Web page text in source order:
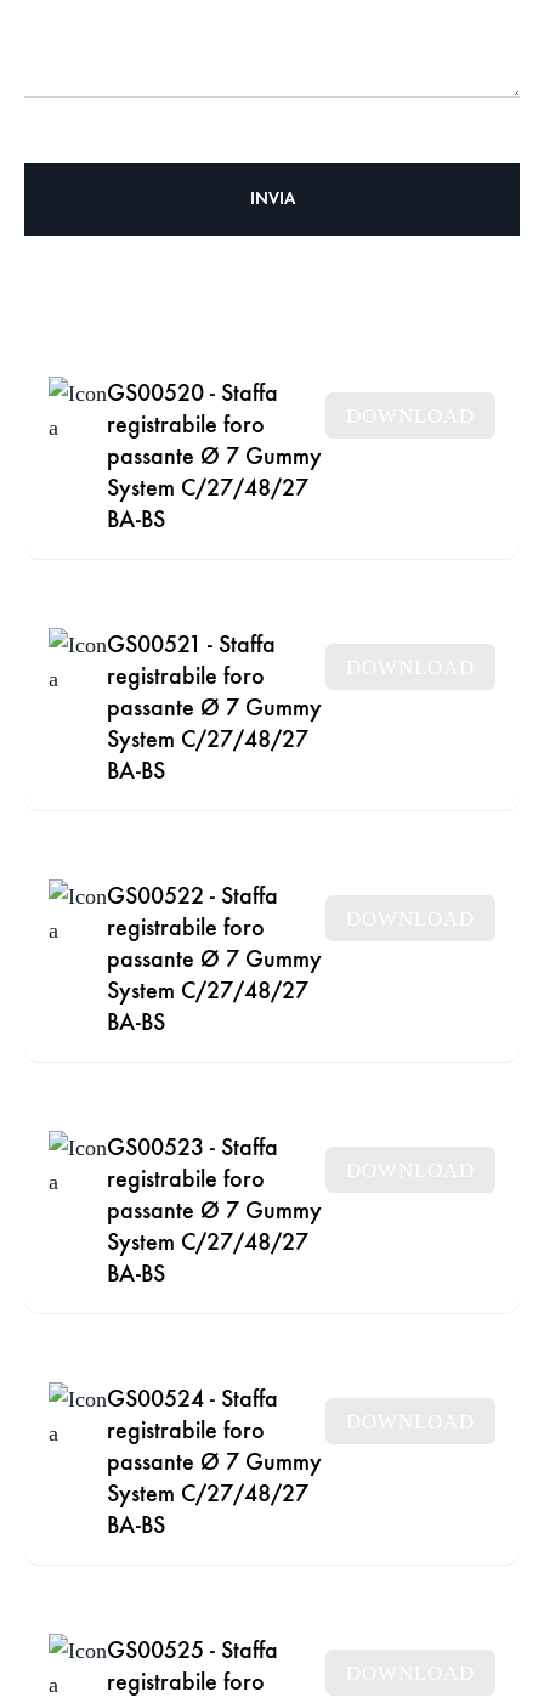
GS00520 - Staffa
registrabile foro
passante Ø 7 Gummy
System C/27/48/27
BA-BS
GS00521 - Staffa
registrabile foro
passante Ø 7 Gummy
System C/27/48/27
BA-BS
GS00522 - Staffa
registrabile foro
passante Ø 7 Gummy
System C/27/48/27
BA-BS
GS00523 - Staffa
registrabile foro
passante Ø 7 Gummy
System C/27/48/27
BA-BS
GS00524 - Staffa
registrabile foro
passante Ø 7 Gummy
System C/27/48/27
BA-BS
GS00525 - Staffa
registrabile foro